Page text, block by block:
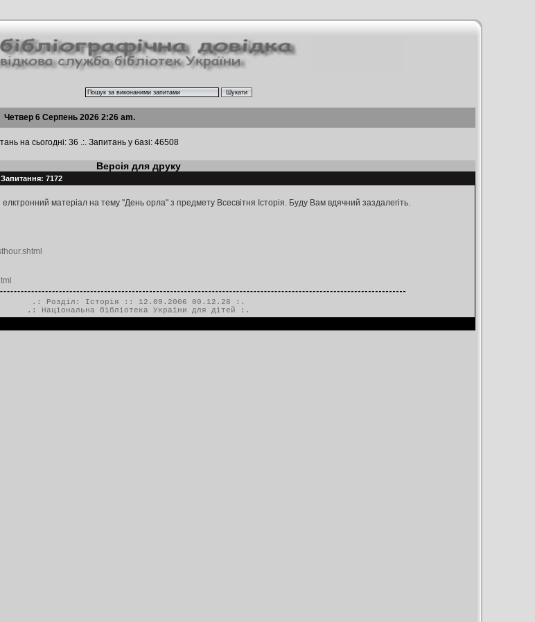
Четвер 6 Серпень 2026 2:26 am.
на сьогодні: 36 .:. Запитань у базі: 46508
Версія для друку
7172
матеріал на тему "День орла" з предмету Всесвітня Історія. Буду Вам вдячний заздалегіть.
.: Розділ: Історія :: 12.09.2006 00.12.28 :.
.: Національна бібліотека України для дітей :.